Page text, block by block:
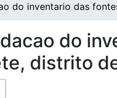
do inventario das
do
distrito